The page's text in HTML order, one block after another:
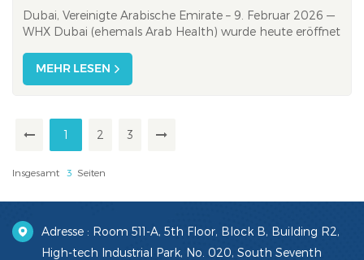
Dubai, Vereinigte Arabische Emirate – 9. Februar 2026 —
WHX Dubai (ehemals Arab Health) wurde heute eröffnet
werden Mehr als 4.300 Aussteller und Vertreter der
Akteure im Gesundheitswesen Mehr als 180 Länder, mit
MEHR LESEN
1 2 3
Insgesamt 3 Seiten
Adresse : Room 511-A, 5th Floor, Block B, Building R2,
High-tech Industrial Park, No. 020, South Seventh